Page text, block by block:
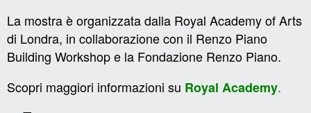
La mostra è organizzata dalla Royal Academy of Arts
di Londra, in collaborazione con il Renzo Piano
Building Workshop e la Fondazione Renzo Piano.
Scopri maggiori informazioni su Royal Academy.